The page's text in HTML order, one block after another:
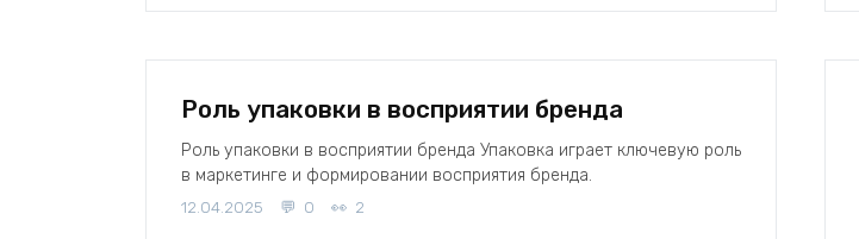
Роль упаковки в восприятии бренда
Роль упаковки в восприятии бренда Упаковка играет ключевую роль
в маркетинге и формировании восприятия бренда.
12.04.2025 0 2